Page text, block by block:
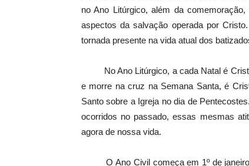
no Ano Litúrgico, além da
aspectos da salvação operada por
tornada presente na vida atual dos
No Ano Litúrgico, a cada Natal é
e morre na cruz na Semana Santa, é
Santo sobre a Igreja no dia de
ocorridos no passado, essas mesmas
agora de nossa vida.
O Ano Civil começa em 1º de janeiro